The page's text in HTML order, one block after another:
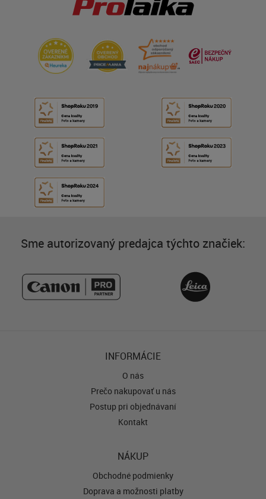
Sme autorizovaný predajca týchto značiek:
INFORMÁCIE
O nás
Prečo nakupovať u nás
Postup pri objednávaní
Kontakt
NÁKUP
Obchodné podmienky
Doprava a možnosti platby